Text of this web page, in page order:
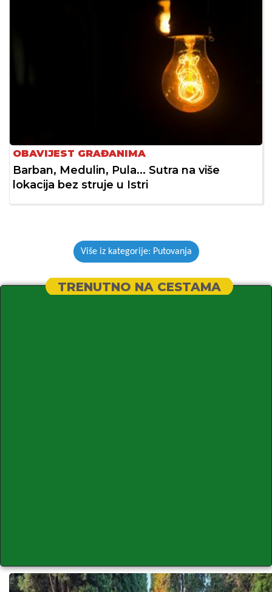
OBAVIJEST GRAĐANIMA
Barban, Medulin, Pula... Sutra na više
lokacija bez struje u Istri
Više iz kategorije: Putovanja
TRENUTNO NA CESTAMA